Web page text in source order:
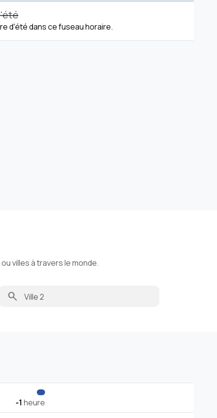
d'été dans ce fuseau horaire.
villes à travers le monde.
search
-1 heure